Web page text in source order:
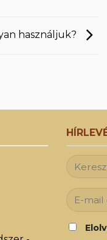
használjuk?